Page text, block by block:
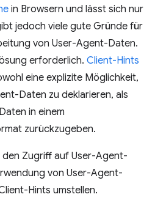
in Browsern und lässt sich nur
jedoch viele gute Gründe für
von User-Agent-Daten.
erforderlich. Client-Hints
eine explizite Möglichkeit,
Daten zu deklarieren, als
in einem
zurückzugeben.
den Zugriff auf User-Agent-
von User-Agent-
Hints umstellen.